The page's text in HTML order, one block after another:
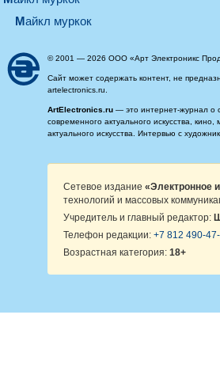
майкл муркок
© 2001 — 2026 ООО «Арт Электроникс
Сайт может содержать контент, не
artelectronics.ru.
ArtElectronics.ru — это интернет-журнал о
современного актуального искусства,
актуального искусства. Интервью с
Сетевое издание «Электронное
технологий и массовых
Учредитель и главный редактор:
Телефон редакции: +7 812 490-
Возрастная категория: 18+